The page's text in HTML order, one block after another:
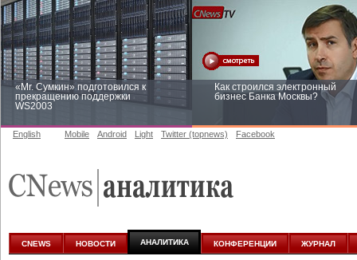
«Mr. Сумкин» подготовился к
прекращению поддержки
WS2003
Как строился электронный
бизнес Банка Москвы?
аналитике
English Mobile Android Light Twitter (topnews) Facebook
CNEWS НОВОСТИ АНАЛИТИКА КОНФЕРЕНЦИИ ЖУРНАЛ